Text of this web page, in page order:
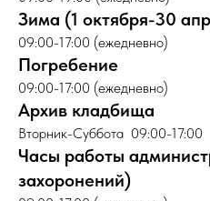
Зима (1 октября-30
09:00-17:00 (ежедневно)
Погребение
09:00-17:00 (ежедневно)
Архив кладбища
Вторник-Суббота 09:00-17:00
Часы работы
захоронений)